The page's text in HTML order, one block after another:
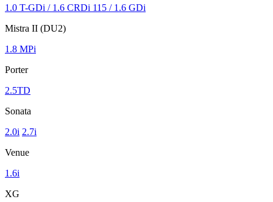
1.0 T-GDi / 1.6 CRDi 115 / 1.6 GDi
Mistra II (DU2)
1.8 MPi
Porter
2.5TD
Sonata
2.0i 2.7i
Venue
1.6i
XG